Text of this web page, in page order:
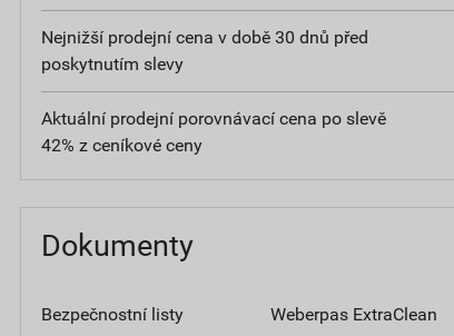
Nejnižší prodejní cena v době 30 dnů před
poskytnutím slevy
Aktuální prodejní porovnávací cena po slevě
42% z ceníkové ceny
Dokumenty
Bezpečnostní listy Weberpas ExtraClean